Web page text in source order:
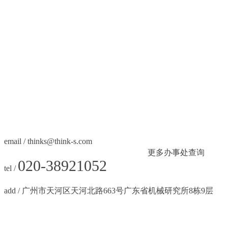
email /thinks@think-s.com
tel / 020-38921052
add / 广州市天河区天河北路663号广东省机械研究所8栋9层
更多办事处查询